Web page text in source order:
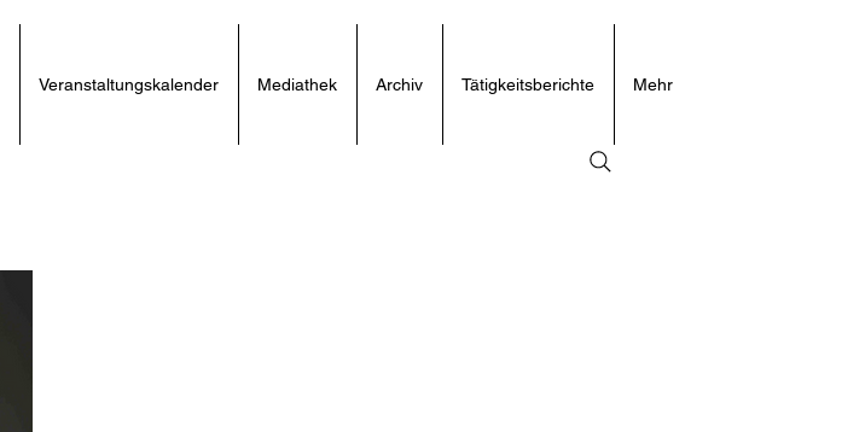
Veranstaltungskalender Mediathek Archiv Tätigkeitsberichte Mehr